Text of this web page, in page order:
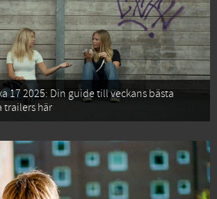
17 2025: Din guide till veckans bästa
trailers här